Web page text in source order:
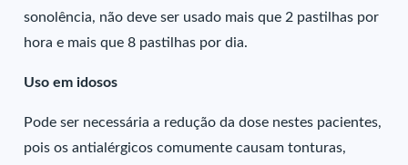
sonolência, não deve ser usado mais que 2 pastilhas por
hora e mais que 8 pastilhas por dia.
Uso em idosos
Pode ser necessária a redução da dose nestes pacientes,
pois os antialérgicos comumente causam tonturas,